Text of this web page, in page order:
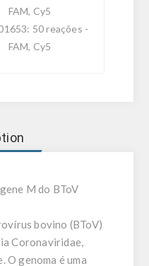
FAM, Cy5
50 reações -
FAM, Cy5
M do BToV
bovino (BToV)
Coronaviridae,
O genoma é uma